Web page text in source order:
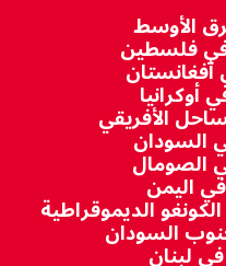
الأوسط
في فلسطين
أوكرانيا
الأفريقي
السودان
الصومال
اليمن
الديموقراطية
السودان
لبنان